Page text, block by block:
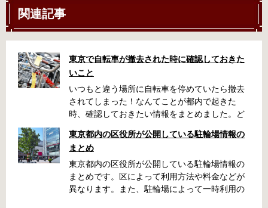
関連記事
東京で自転車が撤去された時に確認しておきた
いこと
いつもと違う場所に自転車を停めていたら撤去
されてしまった！なんてことが都内で起きた
時、確認しておきたい情報をまとめました。ど
くらい？なんて疑問が浮かぶかと思います。事
前に確認していざという時対処しましょう。 千
代田区 / 新宿区 / 品川区 / 港区 / 中央区 / 大田区
/ 北区 / 墨田区 / 渋谷区 / 葛飾区 千代田区で撤去
された場合 猿楽町保管場所 住所 千代田区神田
東京都内の区役所が公開している駐輪場情報の
まとめ
東京都内の区役所が公開している駐輪場情報の
まとめです。区によって利用方法や料金などが
異なります。また、駐輪場によって一時利用の